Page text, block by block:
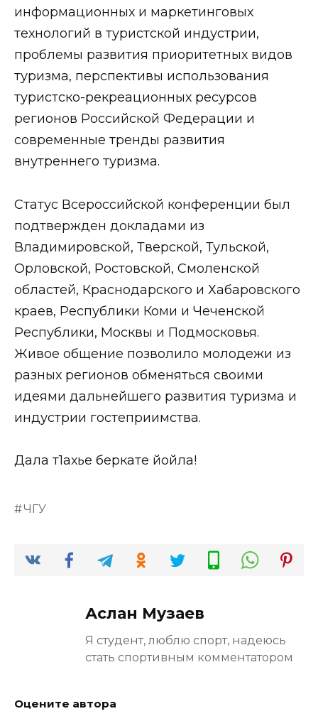
информационных и маркетинговых
технологий в туристской индустрии,
проблемы развития приоритетных видов
туризма, перспективы использования
туристско-рекреационных ресурсов
регионов Российской Федерации и
современные тренды развития
внутреннего туризма.
Статус Всероссийской конференции был
подтвержден докладами из
Владимировской, Тверской, Тульской,
Орловской, Ростовской, Смоленской
областей, Краснодарского и Хабаровского
краев, Республики Коми и Чеченской
Республики, Москвы и Подмосковья.
Живое общение позволило молодежи из
разных регионов обменяться своими
идеями дальнейшего развития туризма и
индустрии гостеприимства.
Дала т1ахье беркате йойла!
ЧГУ
Аслан Музаев
Я студент, люблю спорт, надеюсь
стать спортивным комментатором
Оцените автора